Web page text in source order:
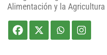
Alimentación y la Agricultura